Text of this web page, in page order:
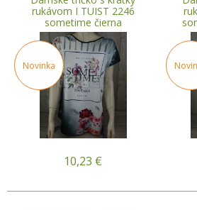
rukávom I TUIST 2246
sometime čierna
Novinka
10,23 €